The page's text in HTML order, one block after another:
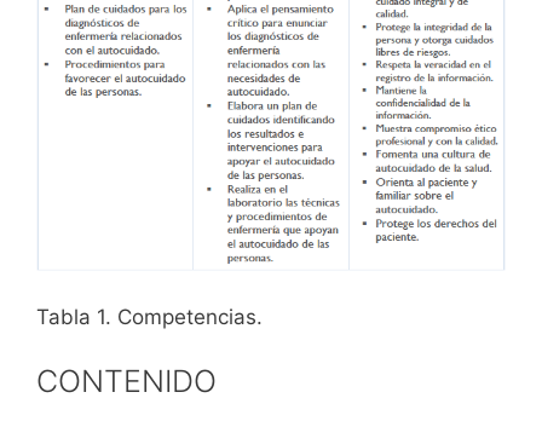
Tabla 1. Competencias.
CONTENIDO